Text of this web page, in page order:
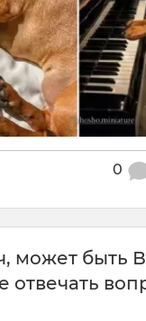
0
может быть
отвечать